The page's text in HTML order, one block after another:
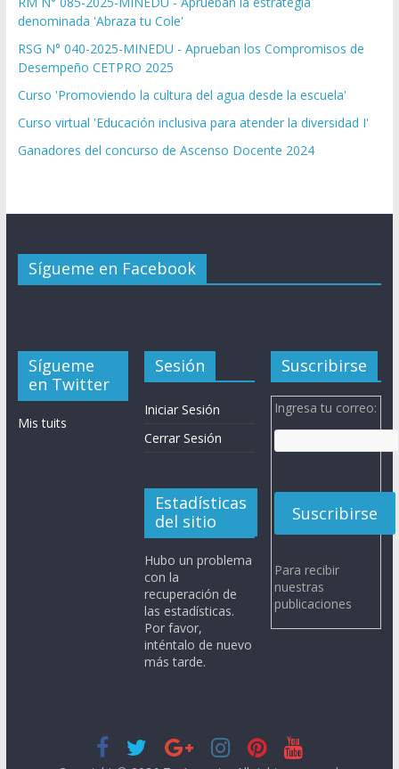
denominada 'Abraza tu Cole'
RSG N° 040-2025-MINEDU - Aprueban los Compromisos de
Desempeño CETPRO 2025
Curso 'Promoviendo la cultura del agua desde la escuela'
Curso virtual 'Educación inclusiva para atender la diversidad I'
Ganadores del concurso de Ascenso Docente 2024
Sígueme en Facebook
Sígueme
en Twitter
Mis tuits
Sesión
Iniciar Sesión
Cerrar Sesión
Estadísticas
del sitio
Hubo un problema
con la
recuperación de
las estadísticas.
Por favor,
inténtalo de nuevo
más tarde.
Suscribirse
Ingresa tu correo:
Para recibir
nuestras
publicaciones